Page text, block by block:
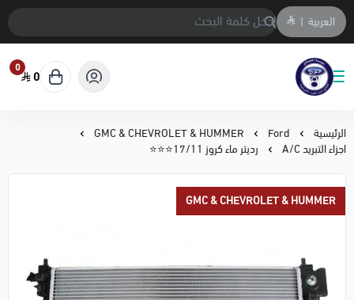
العربية |
متجر المحمادي لقطع السيارات
0
0
الرئيسية Ford
GMC & CHEVROLET & HUMMER
اجزاء التبريد A/C
رديتر ماء كروز 17/11⭐⭐⭐
GMC & CHEVROLET & HUMMER